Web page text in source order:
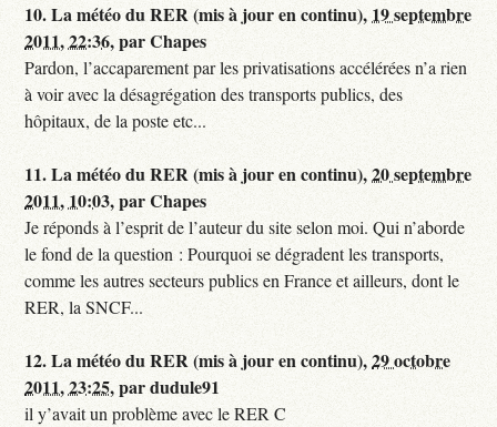
10.La météo du RER (mis à jour en continu), 19 septembre
2011, 22:36,parChapes
Pardon, l’accaparement par les privatisations accélérées n’a rien
à voir avec la désagrégation des transports publics, des
hôpitaux, de la poste etc...
11.La météo du RER (mis à jour en continu),20 septembre
2011, 10:03,parChapes
Je réponds à l’esprit de l’auteur du site selon moi. Qui n’aborde
le fond de la question : Pourquoi se dégradent les transports,
comme les autres secteurs publics en France et ailleurs, dont le
RER, la SNCF...
12.La météo du RER (mis à jour en continu),29 octobre
2011, 23:25,pardudule91
il y’avait un problème avec le RER C